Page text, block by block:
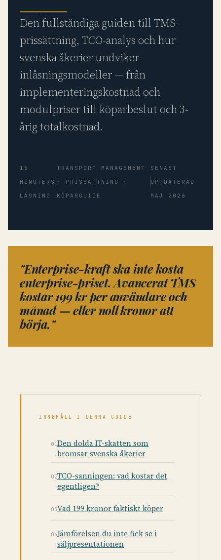
Den fullständiga guiden till TMS-
prissättning, TCO-analys och hur
svenska åkerier undviker
inlåsningsmodeller — från
implementeringskostnad och
modulpriser till köparbeslut och 3-
årig totalkostnad.
15
MINUTERS
LÄSNING
TRANSPORT MANAGEMENT
· PRISSÄTTNING ·
KÖPARGUIDE
SENAST
UPPDATERAD
MAJ 2026
"Enterprise-kraft ska inte kosta
enterprise-priset. Avancerat TMS
kostar 199 kr per användare och
månad — eller noll kronor att
börja."
INNEHÅLL I DENNA GUIDE
Den dolda IT-skatten som
bromsar svenska åkerier
TCO-sanningen: vad kostar det
egentligen?
Vad 199 kronor faktiskt köper
Jämförelsen du inte fick se i
säljpresentationen